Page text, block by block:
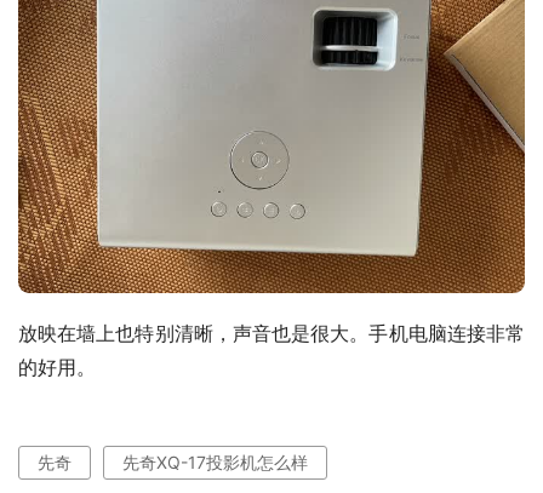
放映在墙上也特别清晰，声音也是很大。手机电脑连接非常
的好用。
先奇 先奇XQ-17投影机怎么样